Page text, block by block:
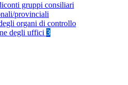
gruppi consiliari
provinciali
organi di controllo
degli uffici 3